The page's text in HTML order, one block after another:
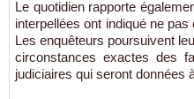
Le quotidien rapporte
interpellées ont indiqué ne
Les enquêteurs poursuivent
circonstances exactes des
judiciaires qui seront données